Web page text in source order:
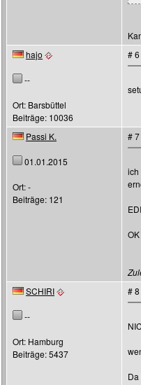
hajo
--
Ort: Barsbüttel
Beiträge: 10036
#
Passi K.
01.01.2015
Ort: -
Beiträge: 121
#
ich
SCHIRI
--
Ort: Hamburg
Beiträge: 5437
#